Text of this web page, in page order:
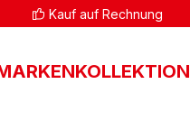
Kauf auf Rechnung